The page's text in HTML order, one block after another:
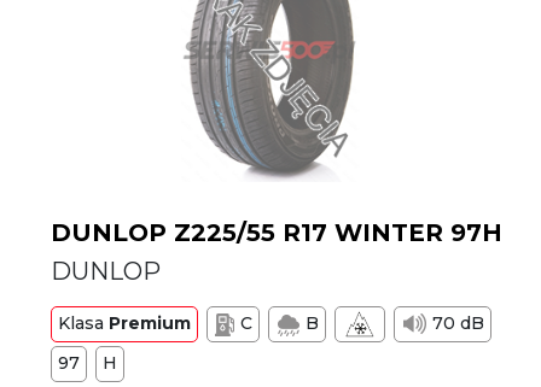
DUNLOP Z225/55 R17 WINTER 97H
DUNLOP
Klasa Premium C B
70 dB
97
H